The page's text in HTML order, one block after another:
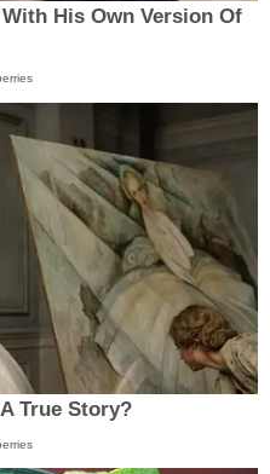
His Own Version Of
True Story?